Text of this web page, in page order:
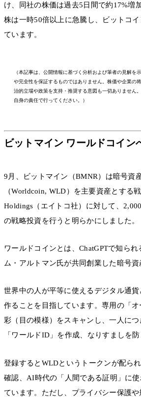
け、同社の株価は過去5日間で約17%増
株は一時50倍以上に急騰し、ビットコ
ています。
（本記事は、公開情報に基づく分析および筆者の見解を
や完全性を保証するものではありません。株価や企業の
治的立場や政策を支持・推奨する意図も一切ありません
自身の責任で行ってください。）
ビットマイン ワールドコイン
9月、ビットマイン（BMNR）は暗号資
（Worldcoin, WLD）を主要資産とする
Holdings（エイトコ社）に対して、
の戦略投資を行うと明らかにしました。
ワールドコインとは、ChatGPTで知られ
ム・アルトマン氏が共同創業した暗号資
世界中の人が平等に使えるデジタル通
作ることを目指しています。専用の「
彩（目の模様）をスキャンし、一人に
「ワールドID」を作成、なりすましを防
登録するとWLDというトークンが配ら
確認、AI時代の「人間である証明」に
ています。ただし、プライバシー保護